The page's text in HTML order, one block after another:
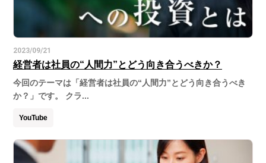
2023/09/21
経営者は社員の“人間力”とどう向き合うべきか？
今回のテーマは「経営者は社員の“人間力”とどう向き合うべき
か？」です。 クラ...
YouTube